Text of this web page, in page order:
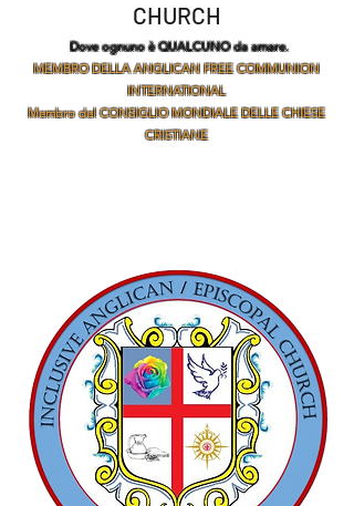
CHURCH
Dove ognuno è QUALCUNO da amare.
MEMBRO DELLA ANGLICAN FREE COMMUNION
INTERNATIONAL
Membro del CONSIGLIO MONDIALE DELLE CHIESE
CRISTIANE